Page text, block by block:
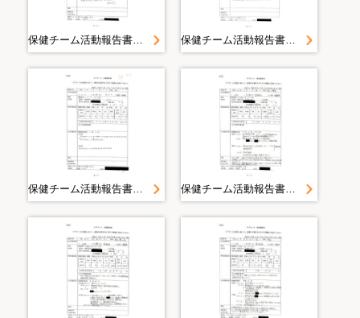
保健チーム活動報告書 山田町（大沢・織笠）豊間根避難所 豊間根地区＜平成２３年５月４日１７時００分山田町豊間根地区＞ 保健チーム活動報告書 山田町（大沢・織笠）豊間根避難所 豊間根地区＜平成２３年５月３日１７時００分山田町豊間根地区＞
保健チーム活動報告書 山田町（大沢・織笠）豊間根避難所 豊間根地区＜平成２３年５月２日１７時００分山田町豊間根地区＞ 保健チーム活動報告書 山田町（大沢・織笠）豊間根避難所 豊間根地区＜平成２３年５月１日１６時１０分山田町豊間根避難所＞